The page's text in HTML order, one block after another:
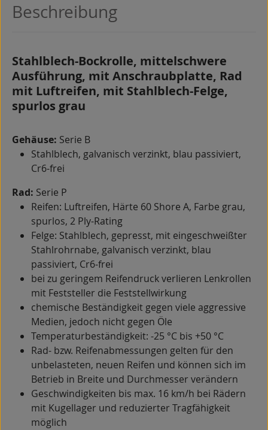
Beschreibung
Stahlblech-Bockrolle, mittelschwere
Ausführung, mit Anschraubplatte, Rad
mit Luftreifen, mit Stahlblech-Felge,
spurlos grau
Gehäuse: Serie B
Stahlblech, galvanisch verzinkt, blau passiviert,
Cr6-frei
Rad: Serie P
Reifen: Luftreifen, Härte 60 Shore A, Farbe grau,
spurlos, 2 Ply-Rating
Felge: Stahlblech, gepresst, mit eingeschweißter
Stahlrohrnabe, galvanisch verzinkt, blau
passiviert, Cr6-frei
bei zu geringem Reifendruck verlieren Lenkrollen
mit Feststeller die Feststellwirkung
chemische Beständigkeit gegen viele aggressive
Medien, jedoch nicht gegen Öle
Temperaturbeständigkeit: -25 °C bis +50 °C
Rad- bzw. Reifenabmessungen gelten für den
unbelasteten, neuen Reifen und können sich im
Betrieb in Breite und Durchmesser verändern
Geschwindigkeiten bis max. 16 km/h bei Rädern
mit Kugellager und reduzierter Tragfähigkeit
möglich